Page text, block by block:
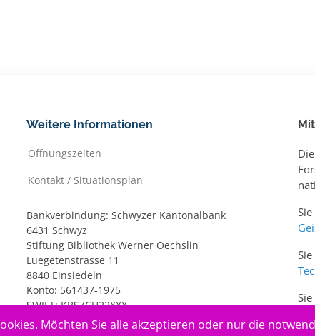
Weitere Informationen
Öffnungszeiten
Kontakt / Situationsplan
Bankverbindung: Schwyzer Kantonalbank
6431 Schwyz
Stiftung Bibliothek Werner Oechslin
Luegetenstrasse 11
8840 Einsiedeln
Konto: 561437-1975
SWIFT: KBSZCH22XXX
IBAN: CH20 0077 7005 6143 7197 5
Möchten Sie alle akzeptieren oder nur die